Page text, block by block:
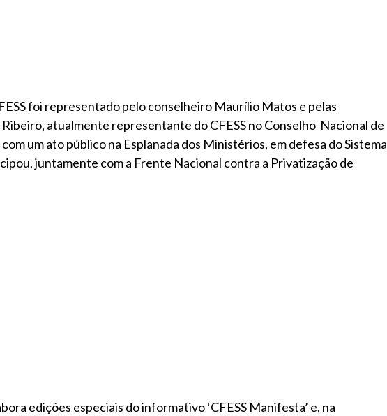
foi representado pelo conselheiro Maurílio Matos e pelas
atualmente representante do CFESS no Conselho Nacional de
um ato público na Esplanada dos Ministérios, em defesa do Sistema
juntamente com a Frente Nacional contra a Privatização de
edições especiais do informativo ‘CFESS Manifesta’ e, na